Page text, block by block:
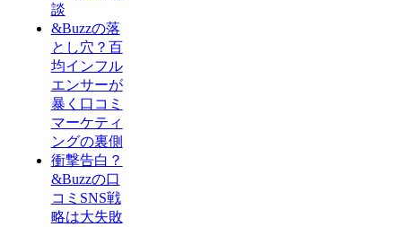
談
&Buzzの落
とし穴？百
均インフル
エンサーが
暴く口コミ
マーケティ
ングの裏側
衝撃告白？
&Buzzの口
コミSNS戦
略は大失敗